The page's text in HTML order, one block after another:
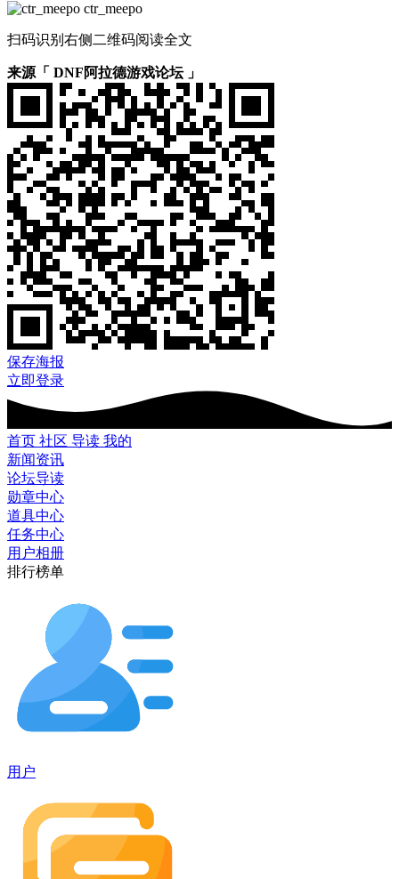
ctr_meepo
扫码识别右侧二维码阅读全文
来源「 DNF阿拉德游戏论坛 」
保存海报
立即登录
首页 社区 导读 我的
新闻资讯
论坛导读
勋章中心
道具中心
任务中心
用户相册
排行榜单
用户